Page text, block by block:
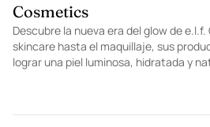
Cosmetics
Descubre la nueva era del glow de
skincare hasta el maquillaje, sus
lograr una piel luminosa, hidratada y